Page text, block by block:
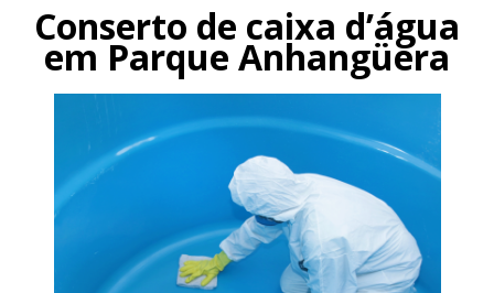
Conserto de caixa d’água
em Parque Anhangüera